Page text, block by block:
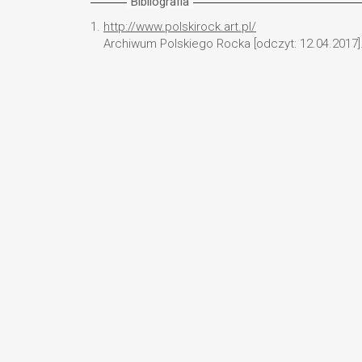
1. http://www.polskirock.art.pl/
Archiwum Polskiego Rocka [odczyt: